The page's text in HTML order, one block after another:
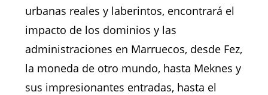
urbanas reales y laberintos, encontrará el
impacto de los dominios y las
administraciones en Marruecos, desde Fez,
la moneda de otro mundo, hasta Meknes y
sus impresionantes entradas, hasta el